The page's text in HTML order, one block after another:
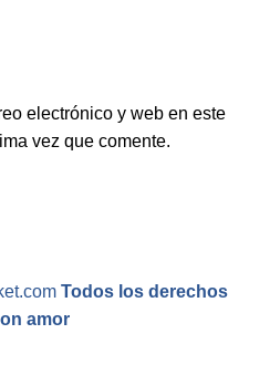
electrónico y web en este
vez que comente.
Todos los derechos
amor